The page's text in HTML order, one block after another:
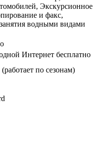
Экскурсионное
и факс,
водными видами
Интернет бесплатно
по сезонам)